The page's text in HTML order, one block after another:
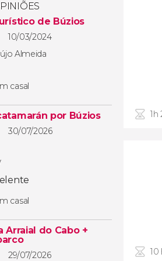
de Búzios
10/03/2024
Almeida
casal
por Búzios
30/07/2026
casal
Arraial do Cabo +
29/07/2026
1h
10